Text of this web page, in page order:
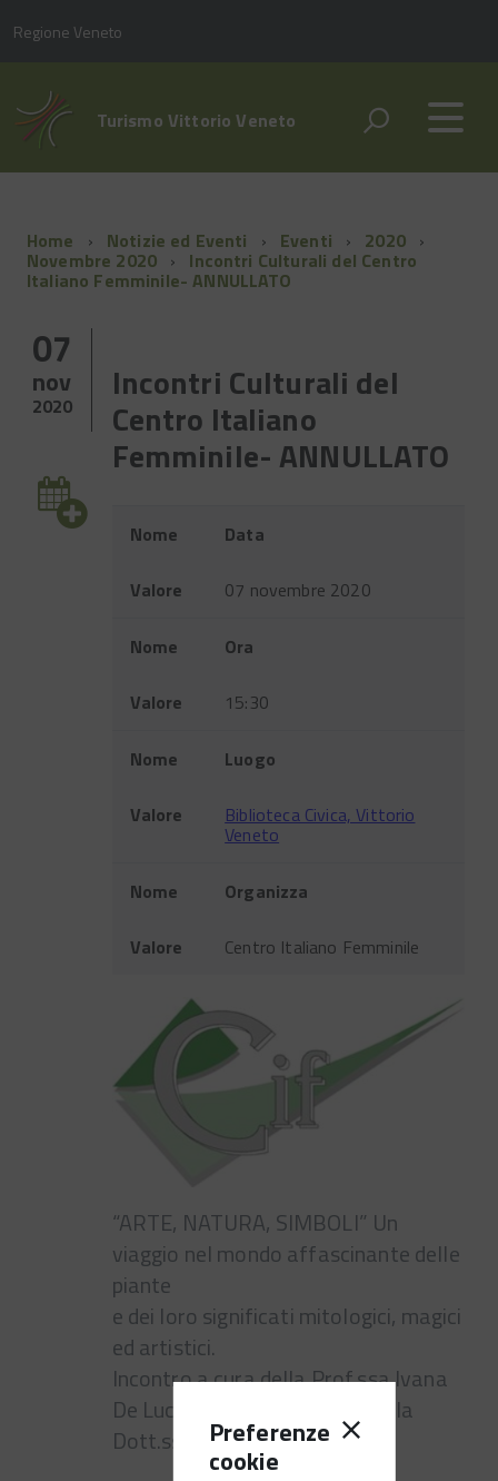
Preferenze
cookie
Regione Veneto
Turismo Vittorio Veneto
Home Notizie ed Eventi Eventi 2020
Novembre 2020 Incontri Culturali del Centro
Italiano Femminile- ANNULLATO
07
nov
2020 Incontri Culturali del
Centro Italiano
Femminile- ANNULLATO
Evento
Nome Data
Valore 07 novembre 2020
Nome Ora
Valore 15:30
Nome Luogo
Valore Biblioteca Civica, Vittorio
Veneto
Nome Organizza
Valore Centro Italiano Femminile
“ARTE, NATURA, SIMBOLI” Un
viaggio nel mondo affascinante delle
piante
e dei loro significati mitologici, magici
ed artistici.
Incontro a cura della Prof.ssa Ivana
De Luca in collaborazione con la
Dott.ssa Franca Zanchetta